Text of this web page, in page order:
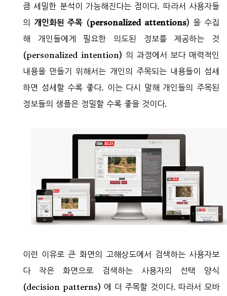
큼 세밀한 분석이 가능해진다는 점이다. 따라서 사용자들
의 개인화된 주목 (personalized attentions) 을 수집
해 개인들에게 필요한 의도된 정보를 제공하는 것
(personalized intention) 의 과정에서 보다 매력적인
내용을 만들기 위해서는 개인의 주목되는 내용들이 섬세
하면 섬세할 수록 좋다. 이는 다시 말해 개인들의 주목된
정보들의 샘플은 정밀할 수록 좋을 것이다.
이런 이유로 큰 화면의 고해상도에서 검색하는 사용자보
다 작은 화면으로 검색하는 사용자의 선택 양식
(decision patterns) 에 더 주목할 것이다. 따라서 모바